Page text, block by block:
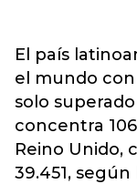
El país
el mundo
solo
concentra
Reino Unido,
39.451,